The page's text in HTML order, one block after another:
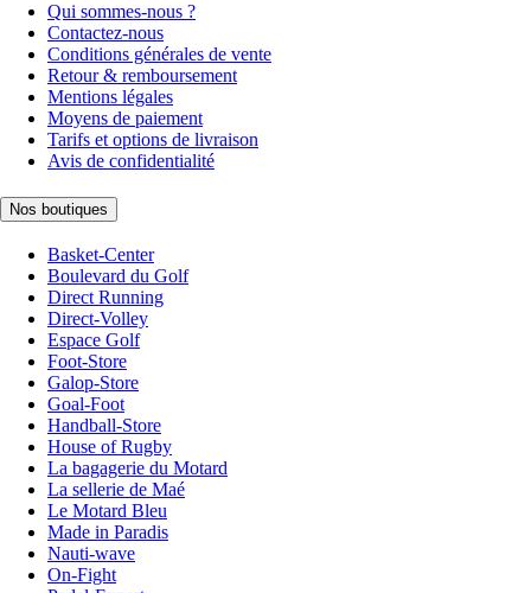
Qui sommes-nous ?
Contactez-nous
Conditions générales de vente
Retour & remboursement
Mentions légales
Moyens de paiement
Tarifs et options de livraison
Avis de confidentialité
Nos boutiques
Basket-Center
Boulevard du Golf
Direct Running
Direct-Volley
Espace Golf
Foot-Store
Galop-Store
Goal-Foot
Handball-Store
House of Rugby
La bagagerie du Motard
La sellerie de Maé
Le Motard Bleu
Made in Paradis
Nauti-wave
On-Fight